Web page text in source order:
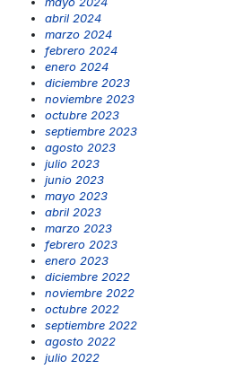
abril 2024
marzo 2024
febrero 2024
enero 2024
diciembre 2023
noviembre 2023
octubre 2023
septiembre 2023
agosto 2023
julio 2023
junio 2023
mayo 2023
abril 2023
marzo 2023
febrero 2023
enero 2023
diciembre 2022
noviembre 2022
octubre 2022
septiembre 2022
agosto 2022
julio 2022